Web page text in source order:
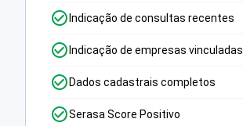
Indicação de consultas recentes
Indicação de empresas vinculadas
Dados cadastrais completos
Serasa Score Positivo